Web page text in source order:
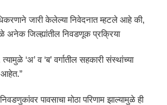
जारी केलेल्या निवेदनात म्हटले आहे की,
अनेक जिल्ह्यांतील निवडणूक प्रक्रिया
‘अ’ व ‘ब’ वर्गातील सहकारी संस्थांच्या
आहेत.”
पावसाचा मोठा परिणाम झाल्यामुळे ही